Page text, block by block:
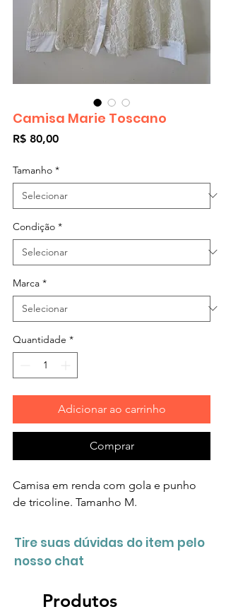
Camisa Marie Toscano
R$ 80,00Preço
Tamanho *
Condição *
Marca *
Quantidade *
Adicionar ao carrinho
Comprar
Camisa em renda com gola e punho
de tricoline. Tamanho M.
Tire suas dúvidas do item pelo
nosso chat
Produtos